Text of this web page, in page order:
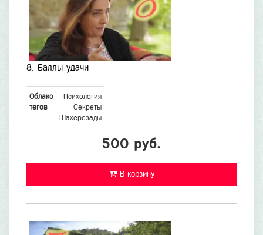
8. Баллы удачи
Облако
тегов
Психология
Секреты
Шахерезады
500 руб.
В корзину